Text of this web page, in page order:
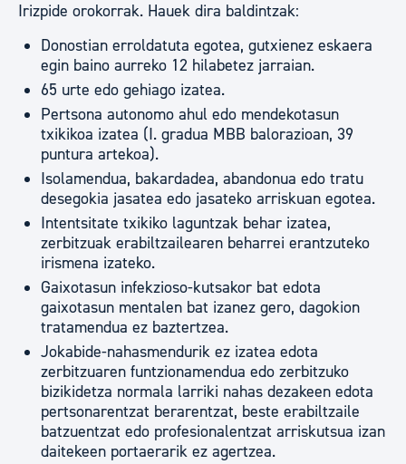
Irizpide orokorrak. Hauek dira baldintzak:
Donostian erroldatuta egotea, gutxienez eskaera
egin baino aurreko 12 hilabetez jarraian.
65 urte edo gehiago izatea.
Pertsona autonomo ahul edo mendekotasun
txikikoa izatea (I. gradua MBB balorazioan, 39
puntura artekoa).
Isolamendua, bakardadea, abandonua edo tratu
desegokia jasatea edo jasateko arriskuan egotea.
Intentsitate txikiko laguntzak behar izatea,
zerbitzuak erabiltzailearen beharrei erantzuteko
irismena izateko.
Gaixotasun infekzioso-kutsakor bat edota
gaixotasun mentalen bat izanez gero, dagokion
tratamendua ez baztertzea.
Jokabide-nahasmendurik ez izatea edota
zerbitzuaren funtzionamendua edo zerbitzuko
bizikidetza normala larriki nahas dezakeen edota
pertsonarentzat berarentzat, beste erabiltzaile
batzuentzat edo profesionalentzat arriskutsua izan
daitekeen portaerarik ez agertzea.